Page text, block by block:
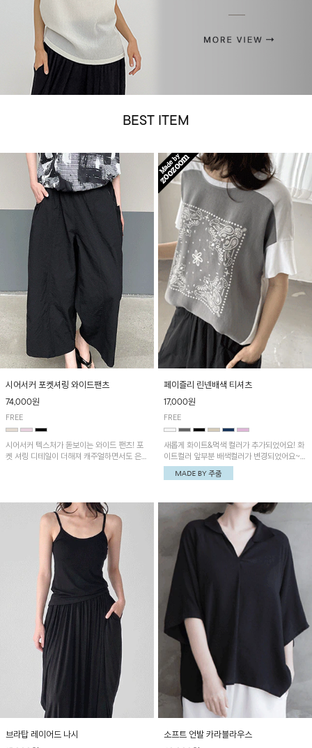
BEST ITEM
시어서커 포켓셔링 와이드팬츠
74,000원
FREE
시어서커 텍스처가 돋보이는 와이드 팬츠! 포
켓 셔링 디테일이 더해져 캐주얼하면서도 은은
아이템으로 활용하기 좋아요~
페이즐리 린넨배색 티셔츠
17,000원
FREE
새롭게 화이트&먹색 컬러가 추가되었어요! 화
이트컬러 앞부분 배색컬러가 변경되었어요~
중앙 린넨배색으로 유니크하면서 페이즐리 패
턴으로 감각적인 분위기를 연출이 가능한 티셔
브라탑 레이어드 나시
소프트 언발 카라블라우스